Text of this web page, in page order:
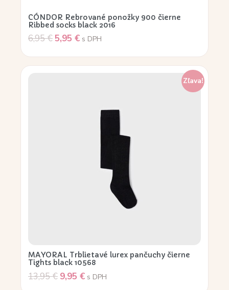
CÓNDOR Rebrované ponožky 900 čierne
Ribbed socks black 2016
6,95€ 5,95 € s DPH
Zľava!
MAYORAL Trblietavé lurex pančuchy čierne
Tights black 10568
13,95€ 9,95 € s DPH